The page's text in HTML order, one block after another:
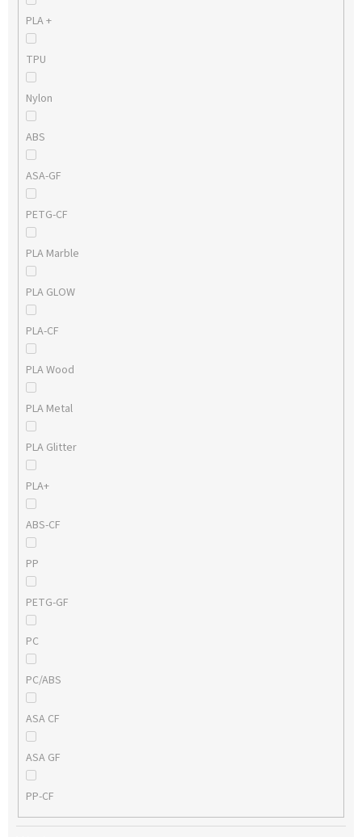
PLA +
TPU
Nylon
ABS
ASA-GF
PETG-CF
PLA Marble
PLA GLOW
PLA-CF
PLA Wood
PLA Metal
PLA Glitter
PLA+
ABS-CF
PP
PETG-GF
PC
PC/ABS
ASA CF
ASA GF
PP-CF